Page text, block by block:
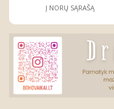
Į NORŲ SĄRAŠĄ